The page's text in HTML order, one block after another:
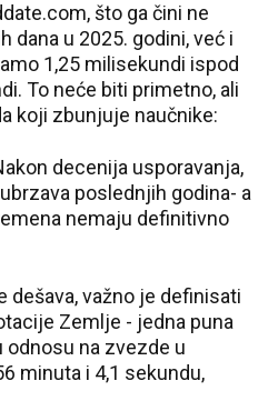
što ga čini ne
dana u 2025. godini, već i
1,25 milisekundi ispod
To neće biti primetno, ali
koji zbunjuje naučnike:
decenija usporavanja,
poslednjih godina- a
nemaju definitivno
dešava, važno je definisati
Zemlje - jedna puna
odnosu na zvezde u
minuta i 4,1 sekundu,